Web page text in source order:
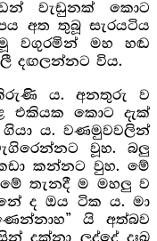
වැඩුනක් කොට
අත තුබූ සැරයටිය
වගුරමින් මහ හඬ
දඟලන්නට විය.
ය. අනතුරු ව
එකියක කොට දැක්
ය. වණමුවවලින්
වූහ. බලු
කන්නට වුහ. මේ
තැනදී ම මහලු ව
ද ඔය ටික ය. මා
යි අත්බව